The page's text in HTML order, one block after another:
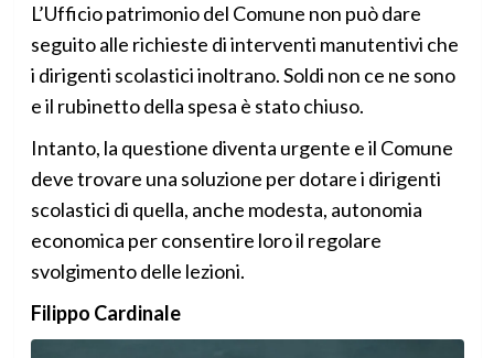
L’Ufficio patrimonio del Comune non può dare
seguito alle richieste di interventi manutentivi che
i dirigenti scolastici inoltrano. Soldi non ce ne sono
e il rubinetto della spesa è stato chiuso.
Intanto, la questione diventa urgente e il Comune
deve trovare una soluzione per dotare i dirigenti
scolastici di quella, anche modesta, autonomia
economica per consentire loro il regolare
svolgimento delle lezioni.
Filippo Cardinale